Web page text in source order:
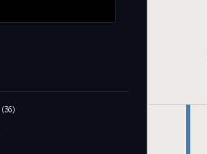
(36)